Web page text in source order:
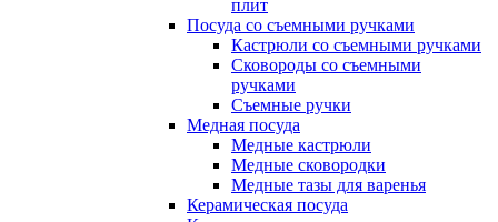
плит
Посуда со съемными ручками
Кастрюли со съемными ручками
Сковороды со съемными
ручками
Съемные ручки
Медная посуда
Медные кастрюли
Медные сковородки
Медные тазы для варенья
Керамическая посуда